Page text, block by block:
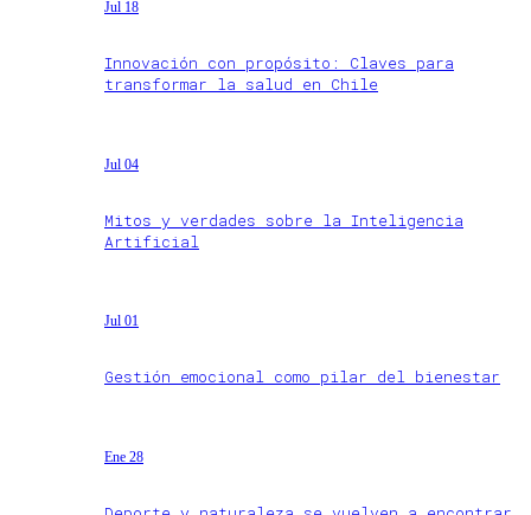
Jul 18
Innovación con propósito: Claves para
transformar la salud en Chile
Jul 04
Mitos y verdades sobre la Inteligencia
Artificial
Jul 01
Gestión emocional como pilar del bienestar
Ene 28